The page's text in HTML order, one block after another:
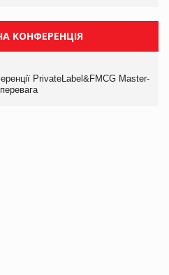
КОНФЕРЕНЦІЯ
PrivateLabel&FMCG Master-